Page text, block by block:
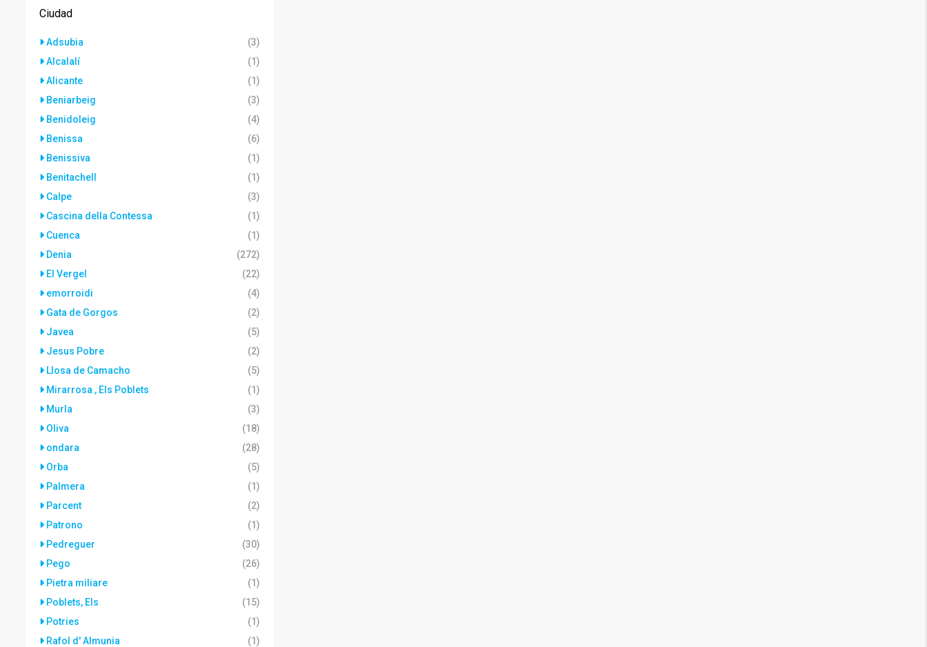
Ciudad
Adsubia
(3)
Alcalalí
(1)
Alicante
(1)
Beniarbeig
(3)
Benidoleig
(4)
Benissa
(6)
Benissiva
(1)
Benitachell
(1)
Calpe
(3)
Cascina della Contessa
(1)
Cuenca
(1)
Denia
(272)
El Vergel
(22)
emorroidi
(4)
Gata de Gorgos
(2)
Javea
(5)
Jesus Pobre
(2)
Llosa de Camacho
(5)
Mirarrosa , Els Poblets
(1)
Murla
(3)
Oliva
(18)
ondara
(28)
Orba
(5)
Palmera
(1)
Parcent
(2)
Patrono
(1)
Pedreguer
(30)
Pego
(26)
Pietra miliare
(1)
Poblets, Els
(15)
Potries
(1)
Rafol d' Almunia
(1)